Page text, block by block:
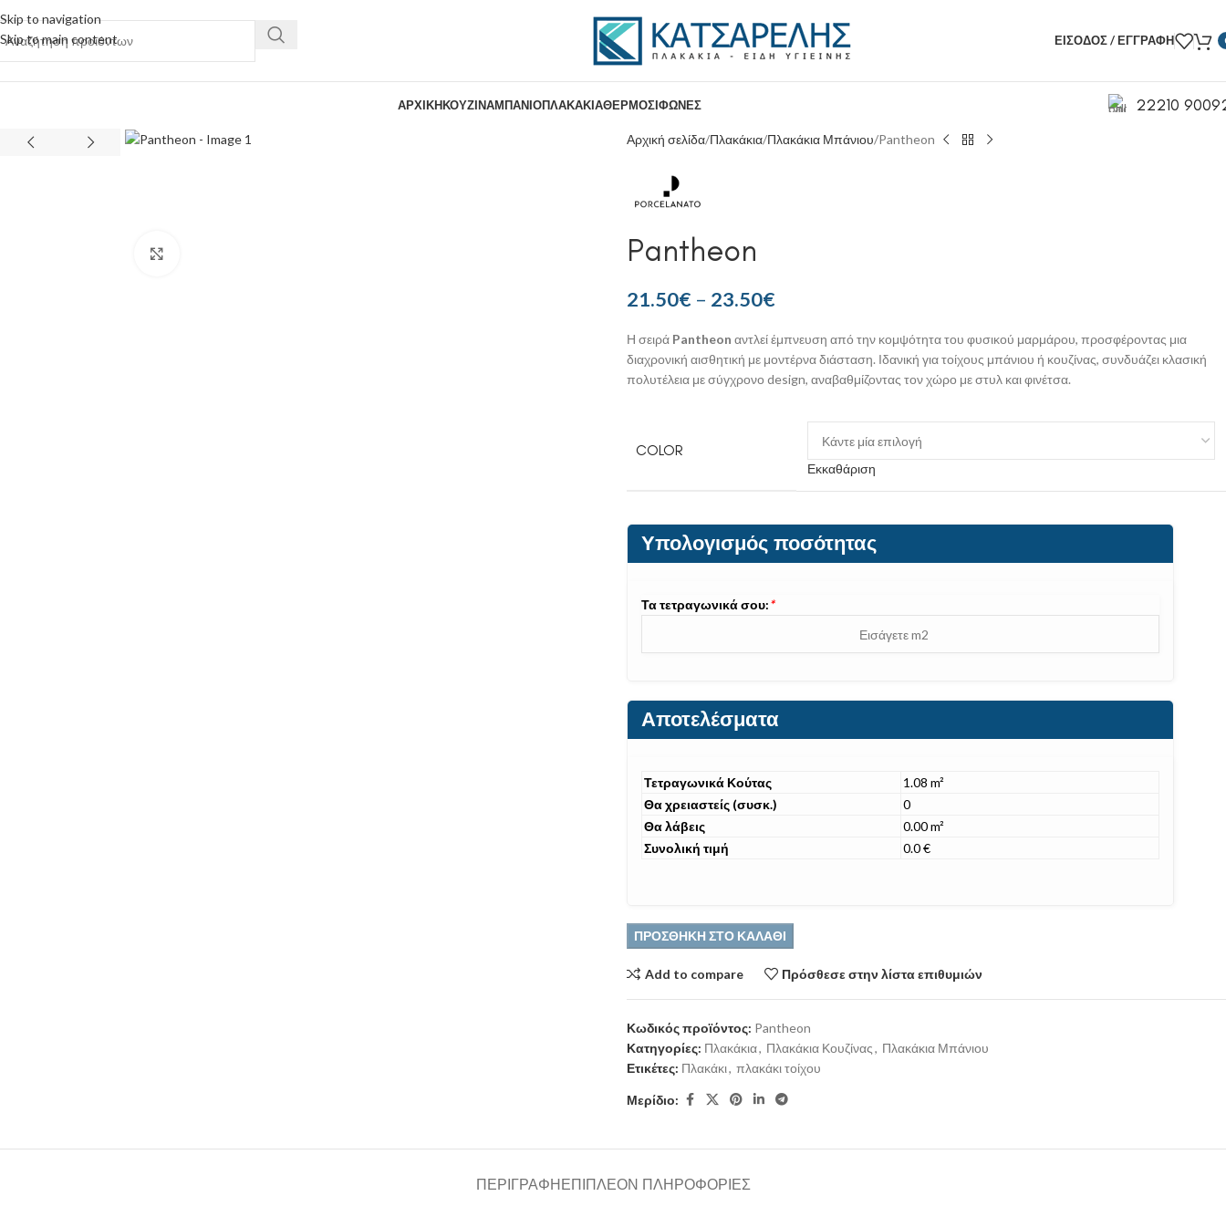
Skip to navigation
Skip to main content
ΕΊΣΟΔΟΣ / ΕΓΓΡΑΦΉ
ΑΡΧΙΚΉΚΟΥΖΊΝΑΜΠΆΝΙΟΠΛΑΚΆΚΙΑΘΕΡΜΟΣΊΦΩΝΕΣ 22210
Αρχική σελίδα Πλακάκια Πλακάκια Μπάνιου Pantheon
Pantheon
21.50€ – 23.50€
Η σειρά Pantheon αντλεί έμπνευση από την κομψότητα του φυσικού μαρμάρου, προσφέροντας μια
διαχρονική αισθητική με μοντέρνα διάσταση. Ιδανική για τοίχους μπάνιου ή κουζίνας, συνδυάζει κλασική
πολυτέλεια με σύγχρονο design, αναβαθμίζοντας τον χώρο με στυλ και φινέτσα.
COLOR
Εκκαθάριση
Υπολογισμός ποσότητας
Τα τετραγωνικά σου:*
Αποτελέσματα
Τετραγωνικά Κούτας
1.08 m²
Θα χρειαστείς (συσκ.)
0
Θα λάβεις
0.00 m²
Συνολική τιμή
0.0 €
ΠΡΟΣΘΉΚΗ ΣΤΟ ΚΑΛΆΘΙ
Add to compare Πρόσθεσε στην λίστα επιθυμιών
Κωδικός προϊόντος: Pantheon
Κατηγορίες: Πλακάκια, Πλακάκια Κουζίνας, Πλακάκια Μπάνιου
Ετικέτες: Πλακάκι, πλακάκι τοίχου
Μερίδιο:
ΠΕΡΙΓΡΑΦΉ ΕΠΙΠΛΈΟΝ ΠΛΗΡΟΦΟΡΊΕΣ